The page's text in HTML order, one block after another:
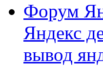
Форум
Яндекс
вывод